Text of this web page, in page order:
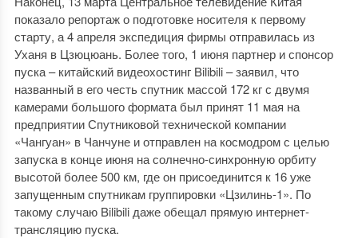
показало репортаж о подготовке носителя к первому
старту, а 4 апреля экспедиция фирмы отправилась из
Уханя в Цзюцюань. Более того, 1 июня партнер и спонсор
пуска – китайский видеохостинг Bilibili – заявил, что
названный в его честь спутник массой 172 кг с двумя
камерами большого формата был принят 11 мая на
предприятии Спутниковой технической компании
«Чангуан» в Чанчуне и отправлен на космодром с целью
запуска в конце июня на солнечно-синхронную орбиту
высотой более 500 км, где он присоединится к 16 уже
запущенным спутникам группировки «Цзилинь-1». По
такому случаю Bilibili даже обещал прямую интернет-
трансляцию пуска.